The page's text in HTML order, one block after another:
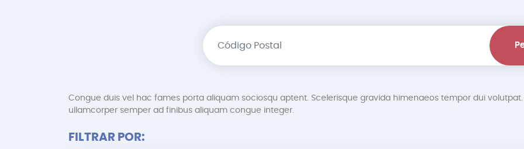
Congue duis vel hac fames porta aliquam sociosqu aptent. Scelerisque gravida himenaeos tempor dui
ullamcorper semper ad finibus aliquam congue integer.
FILTRAR POR: